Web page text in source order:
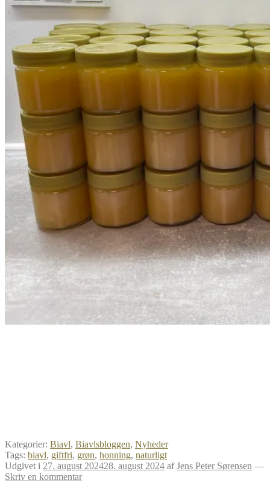
Kategorier: Biavl, Biavlsbloggen, Nyheder
Tags: biavl, giftfri, grøn, honning, naturligt
Udgivet i 27. august 202428. august 2024 afJens Peter Sørensen —
Skriv en kommentar